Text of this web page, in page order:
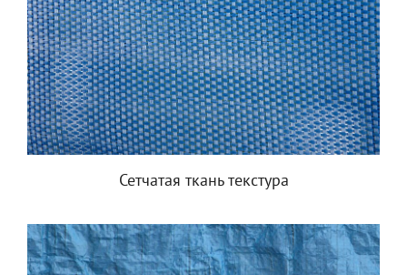
Сетчатая ткань текстура